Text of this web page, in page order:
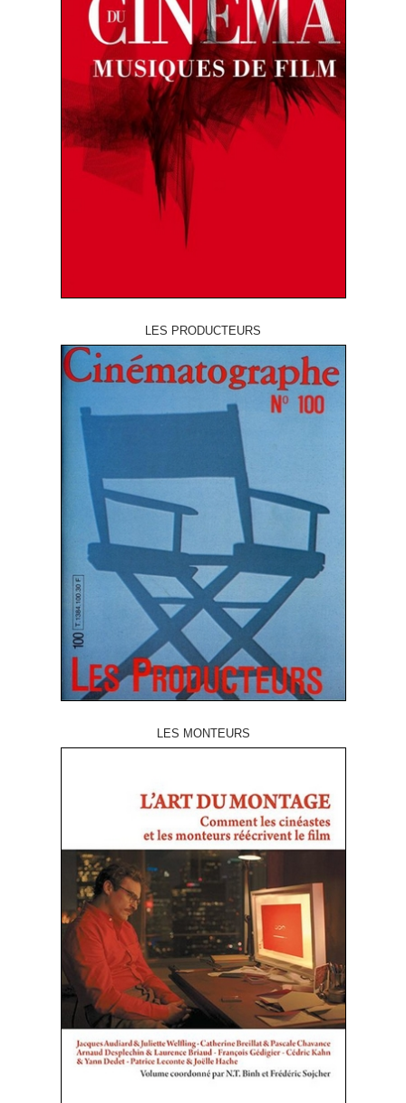
LES PRODUCTEURS
LES MONTEURS